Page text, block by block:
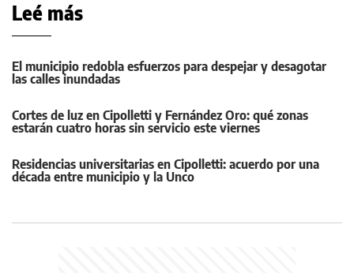
Leé más
El municipio redobla esfuerzos para despejar y desagotar
las calles inundadas
Cortes de luz en Cipolletti y Fernández Oro: qué zonas
estarán cuatro horas sin servicio este viernes
Residencias universitarias en Cipolletti: acuerdo por una
década entre municipio y la Unco